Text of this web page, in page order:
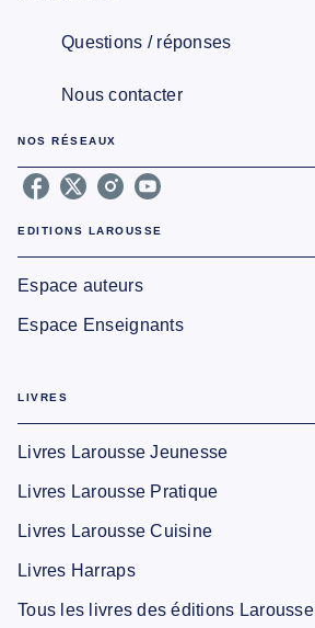
Questions / réponses
Nous contacter
NOS RÉSEAUX
EDITIONS LAROUSSE
Espace auteurs
Espace Enseignants
LIVRES
Livres Larousse Jeunesse
Livres Larousse Pratique
Livres Larousse Cuisine
Livres Harraps
Tous les livres des éditions Larousse